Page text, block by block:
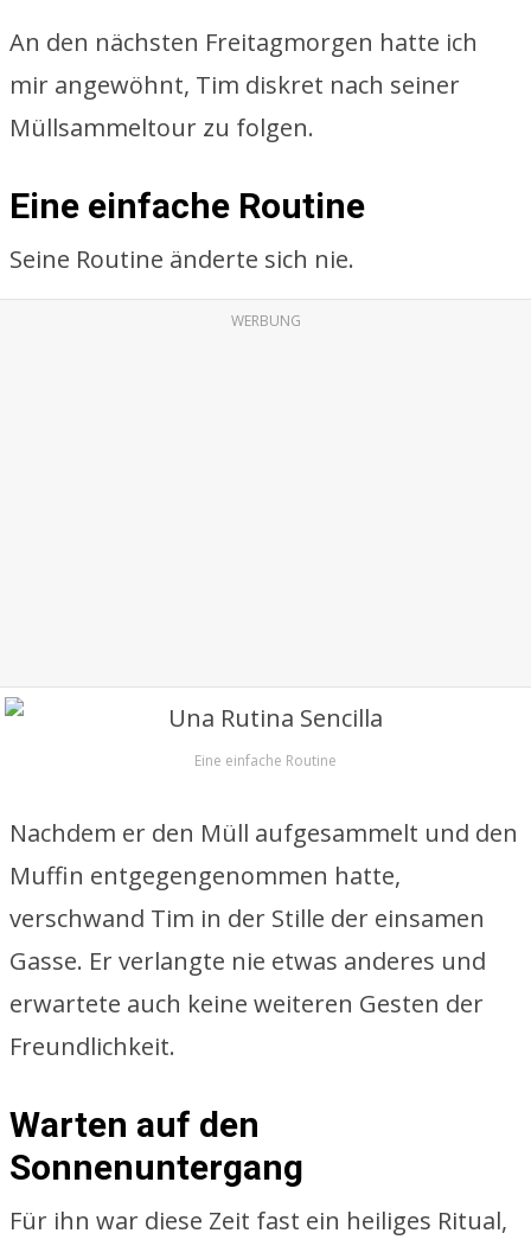
An den nächsten Freitagmorgen hatte ich
mir angewöhnt, Tim diskret nach seiner
Müllsammeltour zu folgen.
Eine einfache Routine
Seine Routine änderte sich nie.
WERBUNG
Eine einfache Routine
Nachdem er den Müll aufgesammelt und den
Muffin entgegengenommen hatte,
verschwand Tim in der Stille der einsamen
Gasse. Er verlangte nie etwas anderes und
erwartete auch keine weiteren Gesten der
Freundlichkeit.
Warten auf den
Sonnenuntergang
Für ihn war diese Zeit fast ein heiliges Ritual,